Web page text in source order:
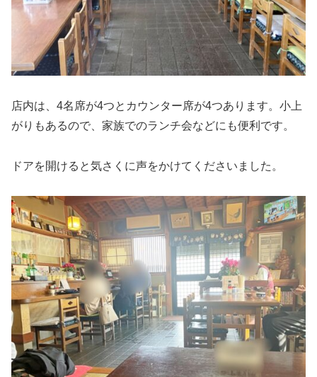
店内は、4名席が4つとカウンター席が4つあります。小上
がりもあるので、家族でのランチ会などにも便利です。
ドアを開けると気さくに声をかけてくださいました。